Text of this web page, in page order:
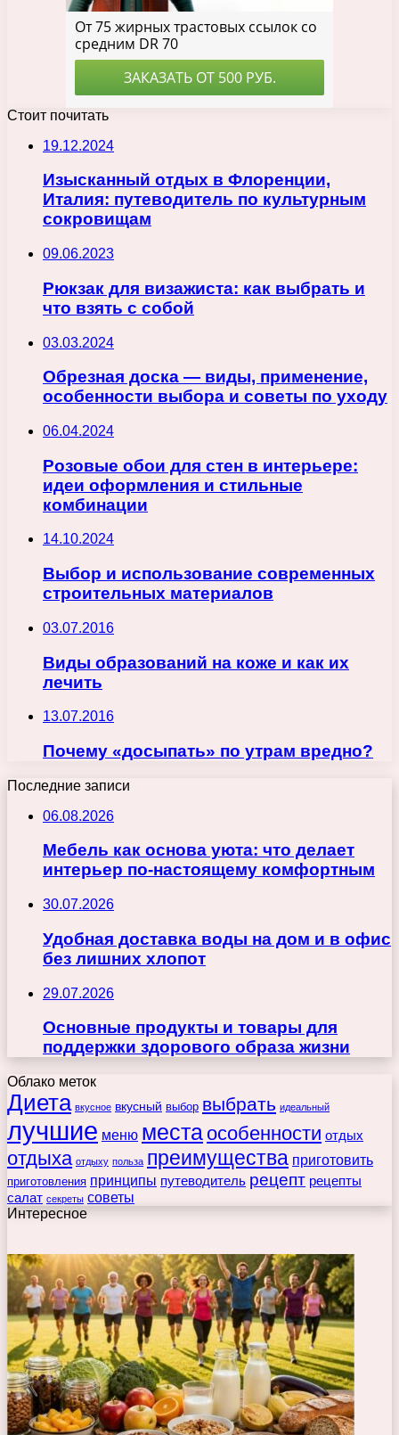
Стоит почитать
19.12.2024
Изысканный отдых в Флоренции,
Италия: путеводитель по культурным
сокровищам
09.06.2023
Рюкзак для визажиста: как выбрать и
что взять с собой
03.03.2024
Обрезная доска — виды, применение,
особенности выбора и советы по уходу
06.04.2024
Розовые обои для стен в интерьере:
идеи оформления и стильные
комбинации
14.10.2024
Выбор и использование современных
строительных материалов
03.07.2016
Виды образований на коже и как их
лечить
13.07.2016
Почему «досыпать» по утрам вредно?
Последние записи
06.08.2026
Мебель как основа уюта: что делает
интерьер по-настоящему комфортным
30.07.2026
Удобная доставка воды на дом и в офис
без лишних хлопот
29.07.2026
Основные продукты и товары для
поддержки здорового образа жизни
Облако меток
Диета вкусное вкусный выбор выбрать идеальный
лучшие меню места особенности отдых
отдыха отдыху польза преимущества приготовить
приготовления принципы путеводитель рецепт рецепты
салат секреты советы
Интересное